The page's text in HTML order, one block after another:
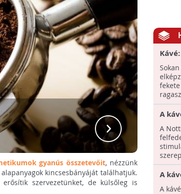
gyanús összetevőit, nézzünk
kincsesbányáját találhatjuk.
szervezetünket, de külsőleg is
A
A
A
A